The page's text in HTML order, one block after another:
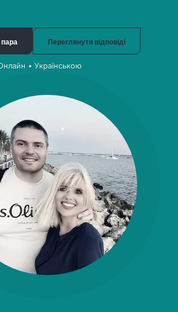
Переглянути відповіді
• Українською